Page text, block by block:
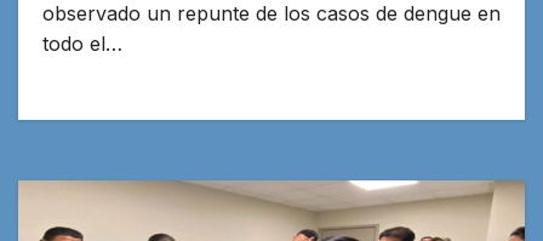
observado un repunte de los casos de dengue en
todo el…